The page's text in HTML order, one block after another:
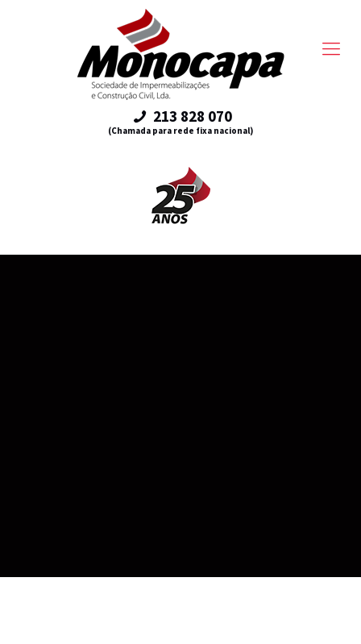
213 828 070
(Chamada para rede fixa nacional)